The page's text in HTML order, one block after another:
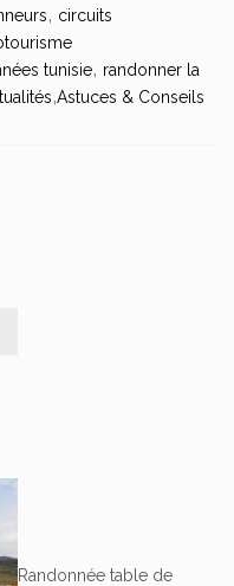
, circuits
tunisie, randonner la
,Astuces & Conseils
Randonnée table de